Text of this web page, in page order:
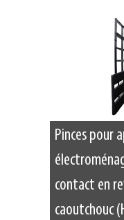
Pinces pour
contact en
caoutchouc